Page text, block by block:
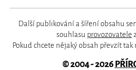
Další publikování a šíření obsahu
souhlasu provozovatele
Pokud chcete nějaký obsah převzít tak
© 2004 - 2026